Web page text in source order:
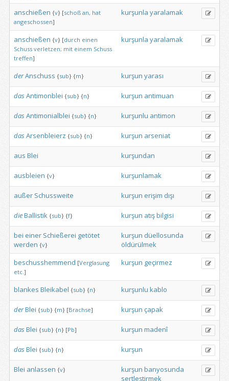
anschießen {v} [schoß an, hat
angeschossen]
kurşunla yaralamak
anschießen {v} [durch einen
Schuss verletzen; mit einem Schuss
treffen]
kurşunla yaralamak
derAnschuss {sub} {m} kurşun yarası
dasAntimonblei {sub} {n} kurşun antimuan
dasAntimonialblei {sub} {n} kurşunlu antimon
dasArsenbleierz {sub} {n} kurşun arseniat
aus Blei kurşundan
ausbleien {v} kurşunlamak
außer Schussweite kurşun erişim dışı
dieBallistik {sub} {f} kurşun atışbilgisi
bei einer Schießerei getötet
werden {v}
kurşun düellosunda
öldürülmek
beschusshemmend [Verglasung
etc.]
kurşun geçirmez
blankes Bleikabel {sub} {n} kurşunlu kablo
derBlei {sub} {m} [Brachse] kurşun çapak
dasBlei {sub} {n} [Pb] kurşun madenî
dasBlei {sub} {n} kurşun
Blei anlassen {v} kurşun banyosunda
sertleştirmek